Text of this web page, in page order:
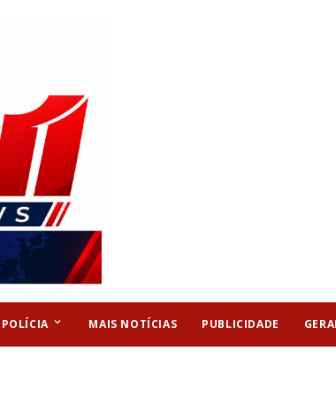
POLÍCIA keyboard_arrow_down MAIS NOTÍCIAS PUBLICIDADE